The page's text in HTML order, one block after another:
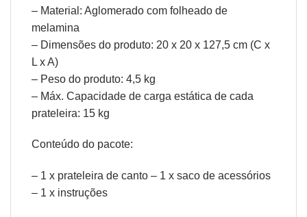
– Material: Aglomerado com folheado de
melamina
– Dimensões do produto: 20 x 20 x 127,5 cm (C x
L x A)
– Peso do produto: 4,5 kg
– Máx. Capacidade de carga estática de cada
prateleira: 15 kg
Conteúdo do pacote:
– 1 x prateleira de canto – 1 x saco de acessórios
– 1 x instruções